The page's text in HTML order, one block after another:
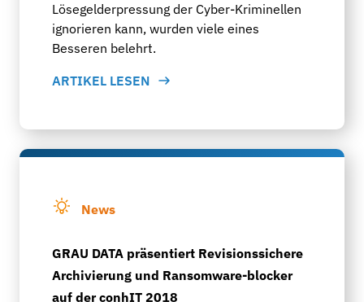
Lösegelderpressung der Cyber-Kriminellen
ignorieren kann, wurden viele eines
Besseren belehrt.
ARTIKEL LESEN
News
GRAU DATA präsentiert Revisionssichere
Archivierung und Ransomware-blocker
auf der conhIT 2018